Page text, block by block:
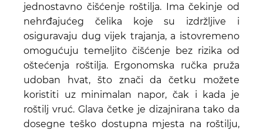
jednostavno čišćenje roštilja. Ima čekinje od
nehrđajućeg čelika koje su izdržljive i
osiguravaju dug vijek trajanja, a istovremeno
omogućuju temeljito čišćenje bez rizika od
oštećenja roštilja. Ergonomska ručka pruža
udoban hvat, što znači da četku možete
koristiti uz minimalan napor, čak i kada je
roštilj vruć. Glava četke je dizajnirana tako da
dosegne teško dostupna mjesta na roštilju,